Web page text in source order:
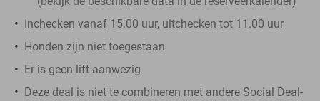
Inchecken vanaf 15.00 uur, uitchecken tot 11.00 uur
Honden zijn niet toegestaan
Er is geen lift aanwezig
Deze deal is niet te combineren met andere Social Deal-